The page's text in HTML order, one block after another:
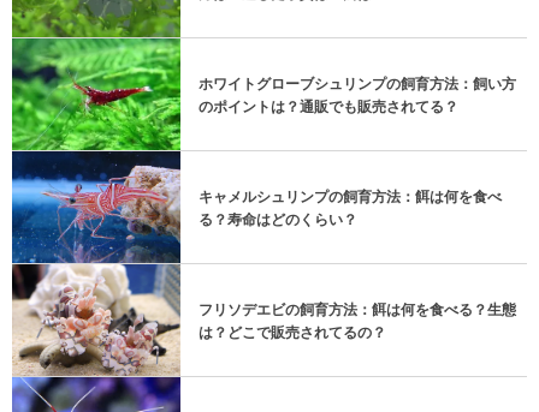
ホワイトグローブシュリンプの飼育方法：飼い方
のポイントは？通販でも販売されてる？
キャメルシュリンプの飼育方法：餌は何を食べ
る？寿命はどのくらい？
フリソデエビの飼育方法：餌は何を食べる？生態
は？どこで販売されてるの？